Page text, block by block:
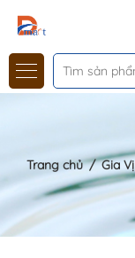
Trang chủ / Gia